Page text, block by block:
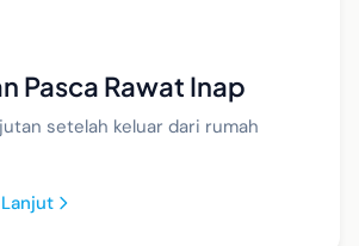
Pasca Rawat Inap
setelah keluar dari rumah